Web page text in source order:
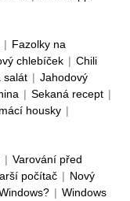
| Fazolky na
chlebíček | Chili
salát | Jahodový
| Sekaná recept |
housky |
| Varování před
počítač | Nový
| Windows